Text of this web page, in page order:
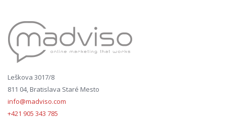
Leškova 3017/8
811 04, Bratislava Staré Mesto
info@madviso.com
+421 905 343 785